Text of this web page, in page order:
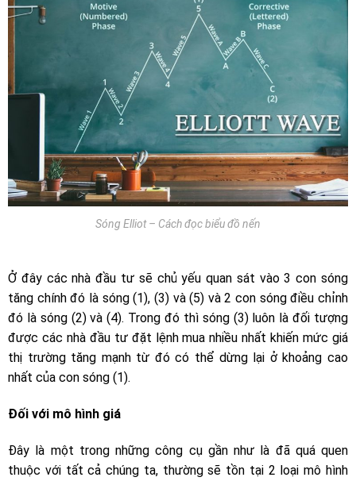
Sóng Elliot – Cách đọc biểu đồ nến
Ở đây các nhà đầu tư sẽ chủ yếu quan sát vào 3 con sóng
tăng chính đó là sóng (1), (3) và (5) và 2 con sóng điều chỉnh
đó là sóng (2) và (4). Trong đó thì sóng (3) luôn là đối tượng
được các nhà đầu tư đặt lệnh mua nhiều nhất khiến mức giá
thị trường tăng mạnh từ đó có thể dừng lại ở khoảng cao
nhất của con sóng (1).
Đối với mô hình giá
Đây là một trong những công cụ gần như là đã quá quen
thuộc với tất cả chúng ta, thường sẽ tồn tại 2 loại mô hình